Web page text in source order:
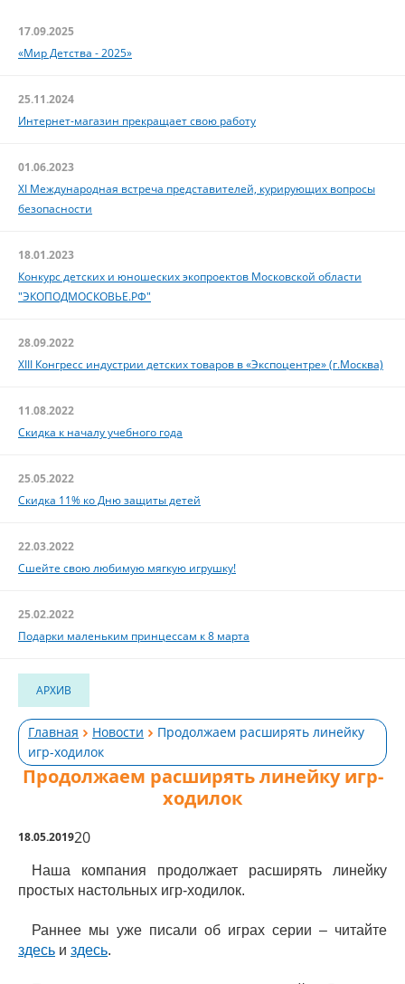
17.09.2025
«Мир Детства - 2025»
25.11.2024
Интернет-магазин прекращает свою работу
01.06.2023
XI Международная встреча представителей, курирующих вопросы
безопасности
18.01.2023
Конкурс детских и юношеских экопроектов Московской области
"ЭКОПОДМОСКОВЬЕ.РФ"
28.09.2022
XIII Конгресс индустрии детских товаров в «Экспоцентре» (г.Москва)
11.08.2022
Скидка к началу учебного года
25.05.2022
Скидка 11% ко Дню защиты детей
22.03.2022
Сшейте свою любимую мягкую игрушку!
25.02.2022
Подарки маленьким принцессам к 8 марта
АРХИВ
Главная Новости
Продолжаем расширять линейку
игр-ходилок
Продолжаем расширять линейку игр-
ходилок
18.05.201920
Наша компания продолжает расширять линейку
простых настольных игр-ходилок.
Раннее мы уже писали об играх серии – читайте
здесь и здесь.